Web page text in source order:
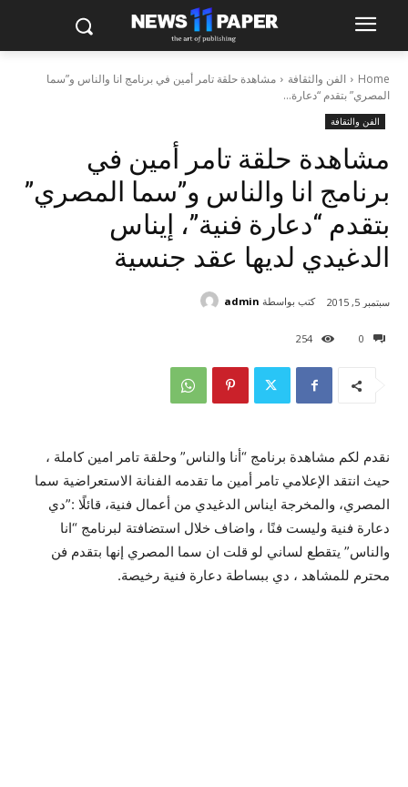
Home الفن والثقافة
مشاهدة حلقة تامر أمين في برنامج انا والناس و”سما
المصري” بتقدم “دعارة...
الفن والثقافة
مشاهدة حلقة تامر أمين في
برنامج انا والناس و”سما المصري”
بتقدم “دعارة فنية”، إيناس
الدغيدي لديها عقد جنسية
0
254
سبتمبر 5, 2015 كتب بواسطة admin
نقدم لكم مشاهدة برنامج “أنا والناس” وحلقة تامر امين كاملة ،
حيث انتقد الإعلامي تامر أمين ما تقدمه الفنانة الاستعراضية سما
المصري، والمخرجة ايناس الدغيدي من أعمال فنية، قائلًا :”دي
دعارة فنية وليست فنًا ، واضاف خلال استضافتة لبرنامج “انا
والناس” يتقطع لساني لو قلت ان سما المصري إنها بتقدم فن
محترم للمشاهد ، دي ببساطة دعارة فنية رخيصة.